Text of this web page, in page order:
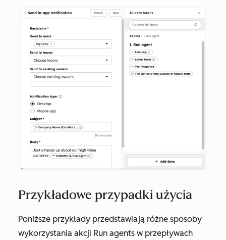
Przykładowe przypadki użycia
Poniższe przykłady przedstawiają różne sposoby
wykorzystania akcji Run agents w przepływach